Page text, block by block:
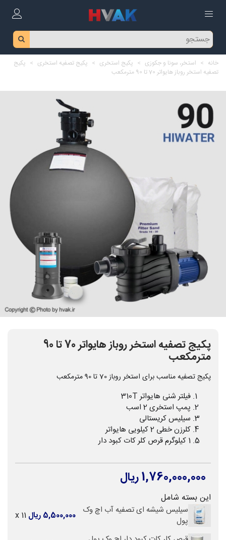
خانه > استخر، سونا و جکوزی > پکیج استخری > پکیج تصفیه استخری > پکیج
تصفیه استخر روباز هایواتر 70 تا 90 مترمکعب
پکیج تصفیه استخر روباز هایواتر 70 تا 90
مترمکعب
پکیج تصفیه مناسب برای استخر روباز 70 تا 90 مترمکعب
فیلتر شنی هایواتر 310T
پمپ استخری 2 اسب
سیلیس کریستالی
کلرزن خطی 2 کیلویی هایواتر
1 کیلوگرم قرص کلر کات کبود دار
1,760,000,000 ریال
این بسته شامل
سیلیس شیشه ای تصفیه آب اچ وک
پول
5,500,000 ریال
x 11